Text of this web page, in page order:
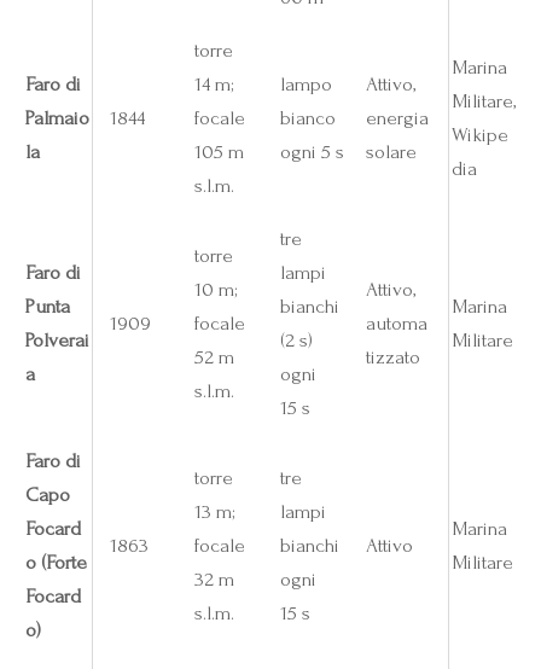
Faro di
Palmaio
la
1844
torre
14 m;
focale
105 m
s.l.m.
lampo
bianco
ogni 5 s
Attivo,
energia
solare
Marina
Militare,
Wikipe
dia
Faro di
Punta
Polverai
a
1909
torre
10 m;
focale
52 m
s.l.m.
tre
lampi
bianchi
(2 s)
ogni
15 s
Attivo,
automa
tizzato
Marina
Militare
Faro di
Capo
Focard
o (Forte
Focard
o)
1863
torre
13 m;
focale
32 m
s.l.m.
tre
lampi
bianchi
ogni
15 s
Attivo
Marina
Militare